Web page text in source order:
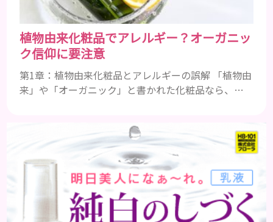
植物由来化粧品でアレルギー？オーガニッ
ク信仰に要注意
第1章：植物由来化粧品とアレルギーの誤解 「植物由
来」や「オーガニック」と書かれた化粧品なら、敏
は、天然成分にもアレルゲンとなる物質は数多く含
まれており、植物由来だからといって安全とは限らな
いのです。とくに精油やハーブ系の植物成分は、敏感
肌に刺激を与えることもあります。大切なのは、イメ
ージではなく“成分”で...